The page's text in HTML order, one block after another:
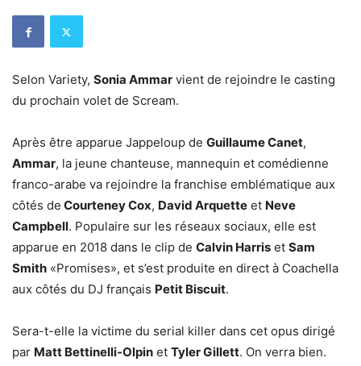
Selon Variety, Sonia Ammar vient de rejoindre le casting
du prochain volet de Scream.
Après être apparue Jappeloup de Guillaume Canet,
Ammar, la jeune chanteuse, mannequin et comédienne
franco-arabe va rejoindre la franchise emblématique aux
côtés de Courteney Cox, David Arquette et Neve
Campbell. Populaire sur les réseaux sociaux, elle est
apparue en 2018 dans le clip de Calvin Harris et Sam
Smith «Promises», et s’est produite en direct à Coachella
aux côtés du DJ français Petit Biscuit.
Sera-t-elle la victime du serial killer dans cet opus dirigé
par Matt Bettinelli-Olpin et Tyler Gillett. On verra bien.